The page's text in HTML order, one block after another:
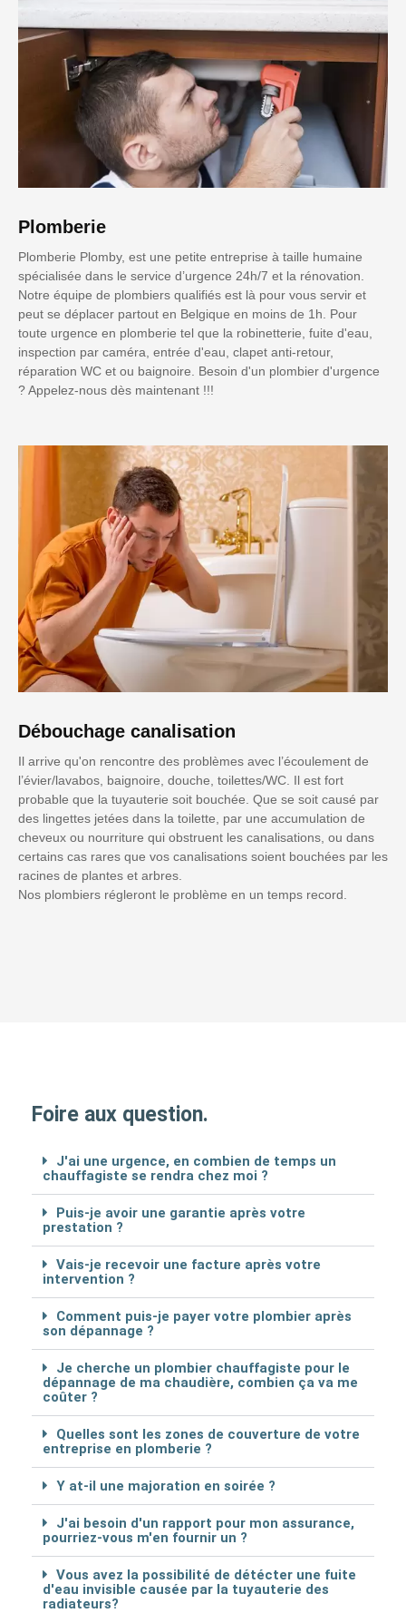
Plomberie
Plomberie Plomby, est une petite entreprise à taille humaine
spécialisée dans le service d’urgence 24h/7 et la rénovation.
Notre équipe de plombiers qualifiés est là pour vous servir et
peut se déplacer partout en Belgique en moins de 1h. Pour
toute urgence en plomberie tel que la robinetterie, fuite d'eau,
inspection par caméra, entrée d'eau, clapet anti-retour,
réparation WC et ou baignoire. Besoin d'un plombier d'urgence
? Appelez-nous dès maintenant !!!
Débouchage canalisation
Il arrive qu'on rencontre des problèmes avec l’écoulement de
l’évier/lavabos, baignoire, douche, toilettes/WC. Il est fort
probable que la tuyauterie soit bouchée. Que se soit causé par
des lingettes jetées dans la toilette, par une accumulation de
cheveux ou nourriture qui obstruent les canalisations, ou dans
certains cas rares que vos canalisations soient bouchées par les
racines de plantes et arbres.
Nos plombiers régleront le problème en un temps record.
Foire aux question.
J'ai une urgence, en combien de temps un
chauffagiste se rendra chez moi ?
Puis-je avoir une garantie après votre
prestation ?
Vais-je recevoir une facture après votre
intervention ?
Comment puis-je payer votre plombier après
son dépannage ?
Je cherche un plombier chauffagiste pour le
dépannage de ma chaudière, combien ça va me
coûter ?
Quelles sont les zones de couverture de votre
entreprise en plomberie ?
Y at-il une majoration en soirée ?
J'ai besoin d'un rapport pour mon assurance,
pourriez-vous m'en fournir un ?
Vous avez la possibilité de détécter une fuite
d'eau invisible causée par la tuyauterie des
radiateurs?